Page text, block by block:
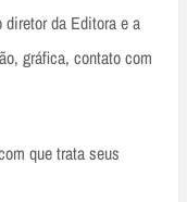
da Editora e a
gráfica, contato com
que trata seus